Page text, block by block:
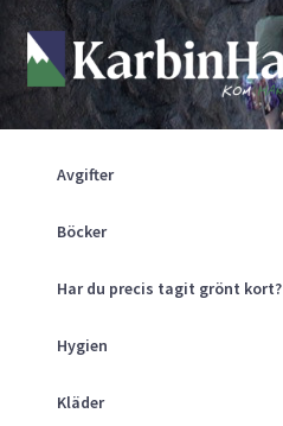
Hoppa
till
navigering
Hoppa
till
innehåll
Shop
Returpolicy
Mitt Konto
Kurser
Klätterväggen
Aktuellt
Avgifter
Böcker
Har du precis tagit grönt kort?
Hygien
Kläder